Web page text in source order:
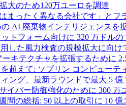
大のため120万ユーロを調達
まったく異なる会社です」とフ
AI 廃棄物インテリジェンスを
トフォーム向けに 320 万ドル
用した風力検査の規模拡大に向
キテクチャを拡張するために
超えて: ソブリン コンピューテ
ング、最新ラウンドで最大 5 億
イバー防御強化のために 300 万
間の総括: 50 以上の取引に 10